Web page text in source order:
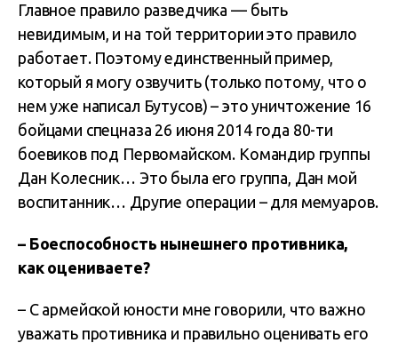
Главное правило разведчика — быть
невидимым, и на той территории это правило
работает. Поэтому единственный пример,
который я могу озвучить (только потому, что о
нем уже написал Бутусов) – это уничтожение 16
бойцами спецназа 26 июня 2014 года 80-ти
боевиков под Первомайском. Командир группы
Дан Колесник… Это была его группа, Дан мой
воспитанник… Другие операции – для мемуаров.
– Боеспособность нынешнего противника,
как оцениваете?
– С армейской юности мне говорили, что важно
уважать противника и правильно оценивать его